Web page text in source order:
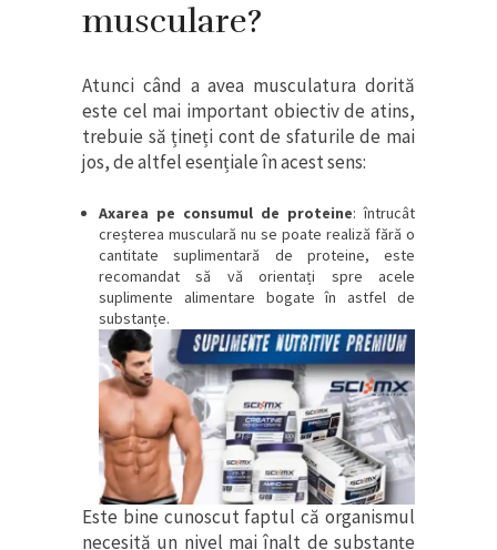
musculare?
Atunci când a avea musculatura dorită
este cel mai important obiectiv de atins,
trebuie să țineți cont de sfaturile de mai
jos, de altfel esențiale în acest sens:
Axarea pe consumul de proteine: întrucât
creșterea musculară nu se poate realiză fără o
cantitate suplimentară de proteine, este
recomandat să vă orientați spre acele
suplimente alimentare bogate în astfel de
substanțe.
Este bine cunoscut faptul că organismul
necesită un nivel mai înalt de substanțe